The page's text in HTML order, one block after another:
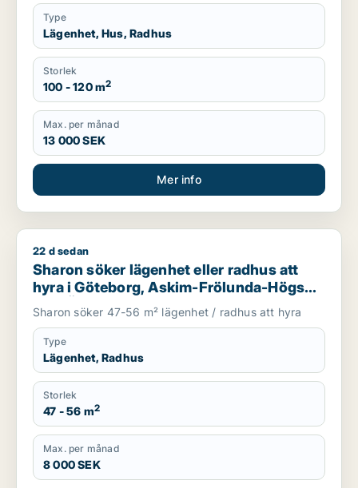
Type
Lägenhet, Hus, Radhus
Storlek
100 - 120 m2
Max. per månad
13 000 SEK
Mer info
Sharon söker lägenhet eller radhus att hyra i Göteborg,
22 d sedan
Sharon söker lägenhet eller radhus att
hyra i Göteborg, Askim-Frölunda-Högsbo
eller Örgryte-Härlanda m.fl.
Sharon söker 47-56 m² lägenhet / radhus att hyra
Type
Lägenhet, Radhus
Storlek
47 - 56 m2
Max. per månad
8 000 SEK